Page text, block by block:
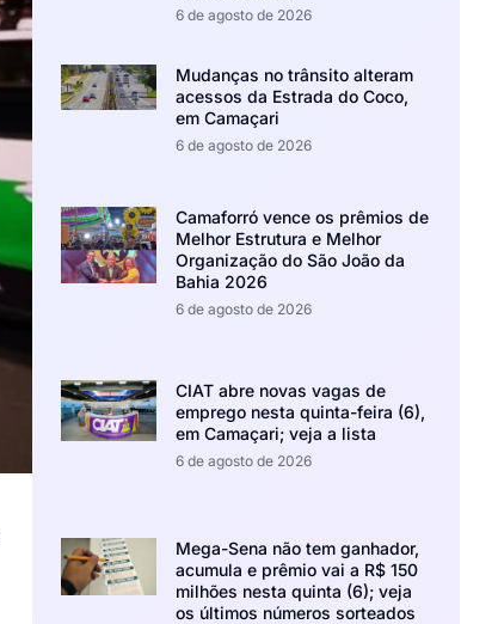
6 de agosto de 2026
Mudanças no trânsito alteram
acessos da Estrada do Coco,
em Camaçari
6 de agosto de 2026
Camaforró vence os prêmios de
Melhor Estrutura e Melhor
Organização do São João da
Bahia 2026
6 de agosto de 2026
CIAT abre novas vagas de
emprego nesta quinta-feira (6),
em Camaçari; veja a lista
6 de agosto de 2026
Mega-Sena não tem ganhador,
acumula e prêmio vai a R$ 150
milhões nesta quinta (6); veja
os últimos números sorteados